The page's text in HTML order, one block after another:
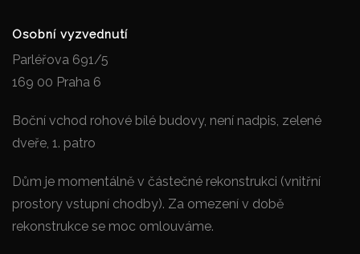
Osobní vyzvednutí
Parléřova 691/5
169 00 Praha 6
Boční vchod rohové bílé budovy, není nadpis, zelené
dveře, 1. patro
Dům je momentálně v částečné rekonstrukci (vnitřní
prostory vstupní chodby). Za omezení v době
rekonstrukce se moc omlouváme.